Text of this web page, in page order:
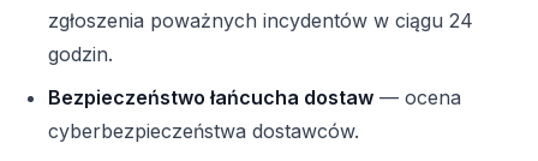
zgłoszenia poważnych incydentów w ciągu 24
godzin.
Bezpieczeństwo łańcucha dostaw — ocena
cyberbezpieczeństwa dostawców.